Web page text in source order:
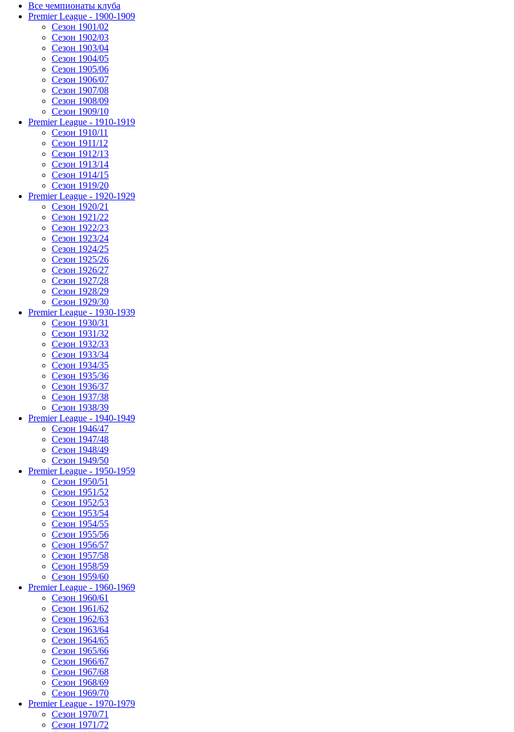
Все чемпионаты клуба
Premier League - 1900-1909
Сезон 1901/02
Сезон 1902/03
Сезон 1903/04
Сезон 1904/05
Сезон 1905/06
Сезон 1906/07
Сезон 1907/08
Сезон 1908/09
Сезон 1909/10
Premier League - 1910-1919
Сезон 1910/11
Сезон 1911/12
Сезон 1912/13
Сезон 1913/14
Сезон 1914/15
Сезон 1919/20
Premier League - 1920-1929
Сезон 1920/21
Сезон 1921/22
Сезон 1922/23
Сезон 1923/24
Сезон 1924/25
Сезон 1925/26
Сезон 1926/27
Сезон 1927/28
Сезон 1928/29
Сезон 1929/30
Premier League - 1930-1939
Сезон 1930/31
Сезон 1931/32
Сезон 1932/33
Сезон 1933/34
Сезон 1934/35
Сезон 1935/36
Сезон 1936/37
Сезон 1937/38
Сезон 1938/39
Premier League - 1940-1949
Сезон 1946/47
Сезон 1947/48
Сезон 1948/49
Сезон 1949/50
Premier League - 1950-1959
Сезон 1950/51
Сезон 1951/52
Сезон 1952/53
Сезон 1953/54
Сезон 1954/55
Сезон 1955/56
Сезон 1956/57
Сезон 1957/58
Сезон 1958/59
Сезон 1959/60
Premier League - 1960-1969
Сезон 1960/61
Сезон 1961/62
Сезон 1962/63
Сезон 1963/64
Сезон 1964/65
Сезон 1965/66
Сезон 1966/67
Сезон 1967/68
Сезон 1968/69
Сезон 1969/70
Premier League - 1970-1979
Сезон 1970/71
Сезон 1971/72